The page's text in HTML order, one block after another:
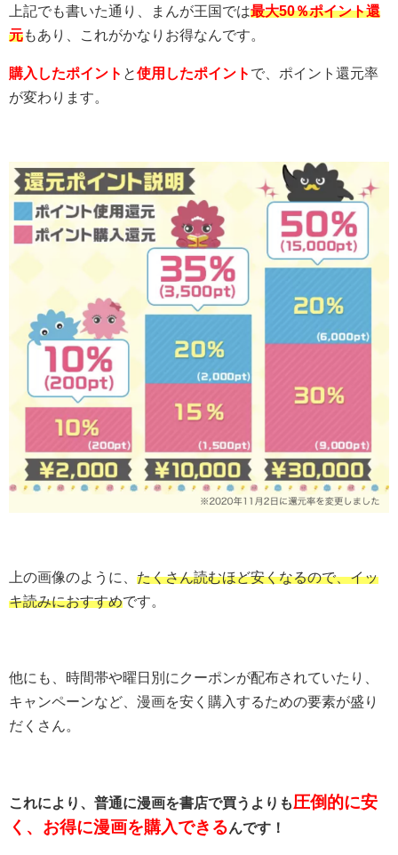
上記でも書いた通り、まんが王国では最大50％ポイント還
元もあり、これがかなりお得なんです。
購入したポイント と使用したポイント で、ポイント還元率
が変わります。
上の画像のように、 たくさん読むほど安くなるので、イッ
キ読みにおすすめです。
他にも、時間帯や曜日別にクーポンが配布されていたり、
キャンペーンなど、漫画を安く購入するための要素が盛り
だくさん。
これにより、普通に漫画を書店で買うよりも圧倒的に安
く、お得に漫画を購入できるんです！